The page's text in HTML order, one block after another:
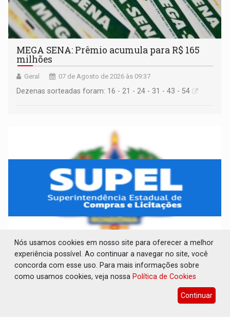
MEGA SENA: Prêmio acumula para R$ 165
milhões
Geral 07 de Agosto de 2026 às 09:37
Dezenas sorteadas foram: 16 - 21 - 24 - 31 - 43 - 54
AVISO DE LICITAÇÃO: PREGÃO ELETRÔNICO
Nº 90091/2025/SUPEL/RO
Publicações Legais 07 de Agosto de 2026 às 09:35
Nós usamos cookies em nosso site para oferecer a melhor
experiência possível. Ao continuar a navegar no site, você
concorda com esse uso. Para mais informações sobre
como usamos cookies, veja nossa Política de Cookies
Continuar